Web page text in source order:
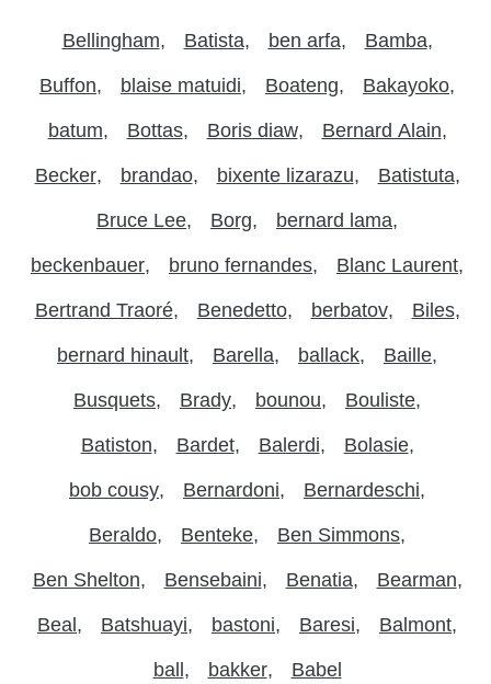
Bellingham Batista ben arfa Bamba
Buffon blaise matuidi Boateng Bakayoko
batum Bottas Boris diaw Bernard Alain
Becker brandao bixente lizarazu Batistuta
Bruce Lee Borg bernard lama
beckenbauer bruno fernandes Blanc Laurent
Bertrand Traoré Benedetto berbatov Biles
bernard hinault Barella ballack Baille
Busquets Brady bounou Bouliste
Batiston Bardet Balerdi Bolasie
bob cousy Bernardoni Bernardeschi
Beraldo Benteke Ben Simmons
Ben Shelton Bensebaini Benatia Bearman
Beal Batshuayi bastoni Baresi Balmont
ball bakker Babel